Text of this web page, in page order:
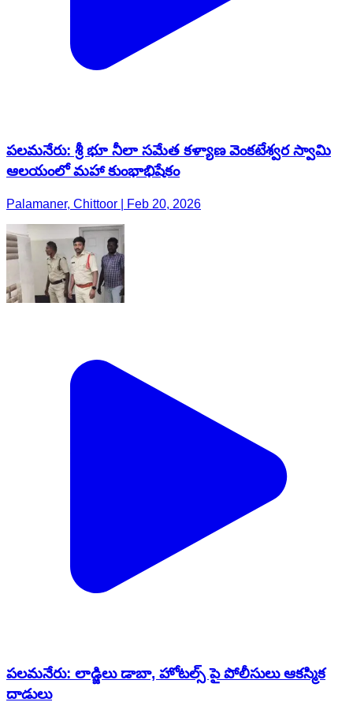
పలమనేరు: శ్రీ భూ నీలా సమేత కళ్యాణ వెంకటేశ్వర స్వామి
ఆలయంలో మహా కుంభాభిషేకం
Palamaner, Chittoor | Feb 20, 2026
పలమనేరు: లాడ్జిలు డాబా, హోటల్స్ పై పోలీసులు ఆకస్మిక
దాడులు